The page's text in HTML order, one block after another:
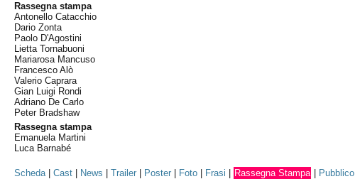
Rassegna stampa
Antonello Catacchio
Dario Zonta
Paolo D'Agostini
Lietta Tornabuoni
Mariarosa Mancuso
Francesco Alò
Valerio Caprara
Gian Luigi Rondi
Adriano De Carlo
Peter Bradshaw
Rassegna stampa
Emanuela Martini
Luca Barnabé
Scheda|Cast News |Trailer Poster Foto Frasi Rassegna Stampa Pubblico